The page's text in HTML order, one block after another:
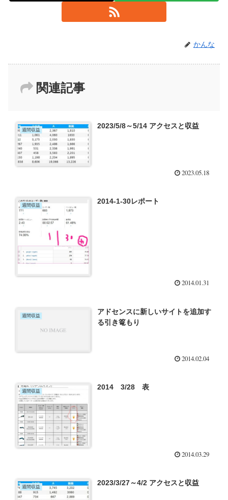
かんな
関連記事
週間収益 2023/5/8～5/14 アクセスと収益
2023.05.18
週間収益 2014-1-30レポート
2014.01.31
週間収益
アドセンスに新しいサイトを追加す
る引き篭もり
2014.02.04
週間収益 2014 3/28 表
2014.03.29
週間収益 2023/3/27～4/2 アクセスと収益